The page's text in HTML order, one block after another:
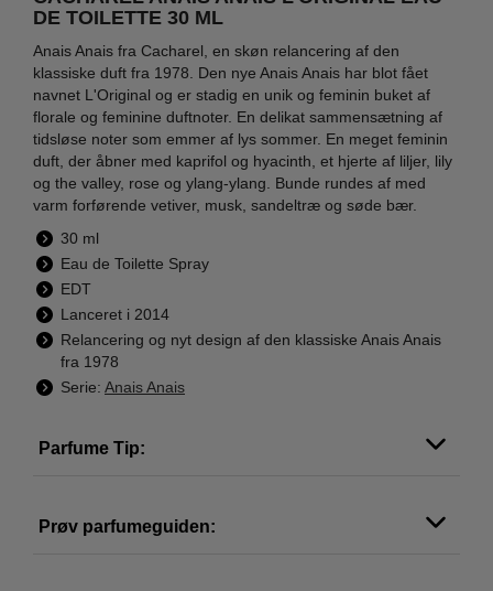
DE TOILETTE 30 ML
Anais Anais fra Cacharel, en skøn relancering af den
klassiske duft fra 1978. Den nye Anais Anais har blot fået
navnet L'Original og er stadig en unik og feminin buket af
florale og feminine duftnoter. En delikat sammensætning af
tidsløse noter som emmer af lys sommer. En meget feminin
duft, der åbner med kaprifol og hyacinth, et hjerte af liljer, lily
og the valley, rose og ylang-ylang. Bunde rundes af med
varm forførende vetiver, musk, sandeltræ og søde bær.
30 ml
Eau de Toilette Spray
EDT
Lanceret i 2014
Relancering og nyt design af den klassiske Anais Anais
fra 1978
Serie: Anais Anais
Parfume Tip:
Prøv parfumeguiden: